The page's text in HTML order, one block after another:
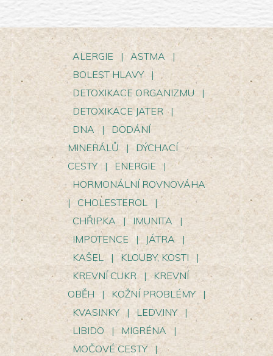
ALERGIE | ASTMA
|
BOLEST HLAVY
|
DETOXIKACE ORGANIZMU
|
DETOXIKACE JATER
|
DNA
|
DODÁNÍ
MINERÁLŮ
|
DÝCHACÍ
CESTY
| ENERGIE
|
HORMONÁLNÍ ROVNOVÁHA
|
CHOLESTEROL
|
CHŘIPKA
| IMUNITA
|
IMPOTENCE
| JÁTRA
|
KAŠEL
| KLOUBY, KOSTI
|
KREVNÍ CUKR
|
KREVNÍ
OBĚH
| KOŽNÍ PROBLÉMY
|
KVASINKY | LEDVINY
|
LIBIDO
| MIGRÉNA
|
MOČOVÉ CESTY |